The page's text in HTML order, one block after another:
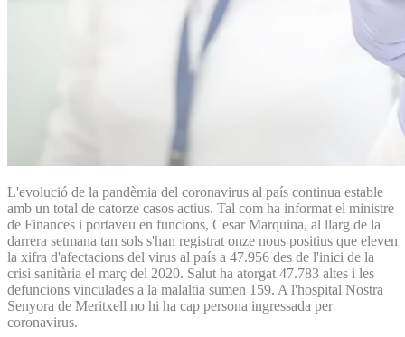
L'evolució de la pandèmia del coronavirus al país continua estable
amb un total de catorze casos actius. Tal com ha informat el ministre
de Finances i portaveu en funcions, Cesar Marquina, al llarg de la
darrera setmana tan sols s'han registrat onze nous positius que eleven
la xifra d'afectacions del virus al país a 47.956 des de l'inici de la
crisi sanitària el març del 2020. Salut ha atorgat 47.783 altes i les
defuncions vinculades a la malaltia sumen 159. A l'hospital Nostra
Senyora de Meritxell no hi ha cap persona ingressada per
coronavirus.